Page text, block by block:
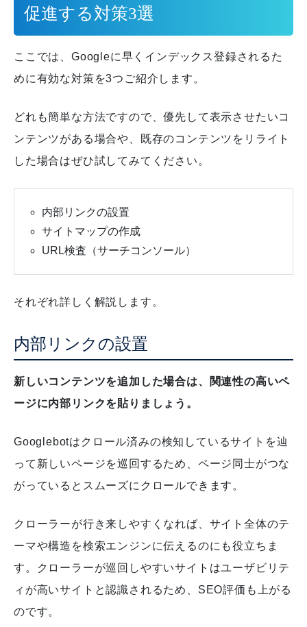
促進する対策3選
ここでは、Googleに早くインデックス登録されるた
めに有効な対策を3つご紹介します。
どれも簡単な方法ですので、優先して表示させたいコ
ンテンツがある場合や、既存のコンテンツをリライト
した場合はぜひ試してみてください。
内部リンクの設置
サイトマップの作成
URL検査（サーチコンソール）
それぞれ詳しく解説します。
内部リンクの設置
新しいコンテンツを追加した場合は、関連性の高いペ
ージに内部リンクを貼りましょう。
Googlebotはクロール済みの検知しているサイトを辿
って新しいページを巡回するため、ページ同士がつな
がっているとスムーズにクロールできます。
クローラーが行き来しやすくなれば、サイト全体のテ
ーマや構造を検索エンジンに伝えるのにも役立ちま
す。
クローラーが巡回しやすいサイトはユーザビリテ
ィが高いサイトと認識されるため、SEO評価も上がる
のです。